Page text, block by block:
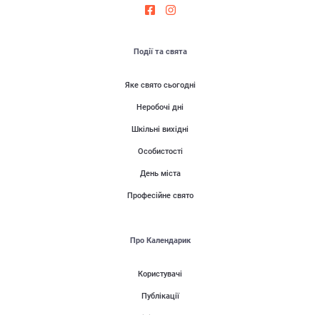
Події та свята
Яке свято сьогодні
Неробочі дні
Шкільні вихідні
Особистості
День міста
Професійне свято
Про Календарик
Користувачі
Публікації